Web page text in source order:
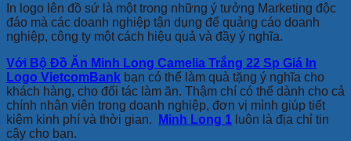
In logo lên đồ sứ là một trong những ý tưởng Marketing độc
đáo mà các doanh nghiệp tận dụng để quảng cáo doanh
nghiệp, công ty một cách hiệu quả và đầy ý nghĩa.
Với Bộ Đồ Ăn Minh Long Camelia Trắng 22 Sp Giá In
Logo VietcomBank bạn có thể làm quà tặng ý nghĩa cho
khách hàng, cho đối tác làm ăn. Thậm chí có thể dành cho cả
chính nhân viên trong doanh nghiệp, đơn vị mình giúp tiết
kiệm kinh phí và thời gian.
Minh Long 1 luôn là địa chỉ tin
cậy cho bạn.